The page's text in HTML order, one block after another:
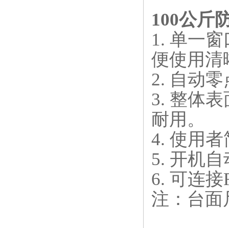
100公斤
1. 单一
便使用清
2. 自动
3. 整体
耐用。
4. 使用
5. 开机
6. 可连接
注：台面